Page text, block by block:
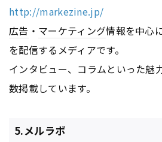
http://markezine.jp/
広告 ・ マーケティング情報を中心
を配信するメディアです。
インタビュー、コラムといった魅
数掲載しています。
5.メルラボ